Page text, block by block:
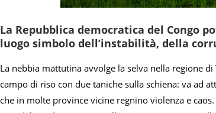
La Repubblica democratica del Congo
luogo simbolo dell’instabilità, della
La nebbia mattutina avvolge la selva nella regione
campo di riso con due taniche sulla schiena: va ad
che in molte province vicine regnino violenza e